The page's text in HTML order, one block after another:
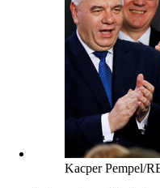
Kacper Pempel/